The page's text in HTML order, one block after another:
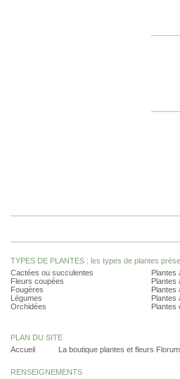
TYPES DE PLANTES : les types de plantes
Cactées ou succulentes
Fleurs coupées
Fougères
Légumes
Orchidées
Plantes
Plantes
Plantes
Plantes
Plantes
PLAN DU SITE
Accueil
La boutique plantes et fleurs
RENSEIGNEMENTS